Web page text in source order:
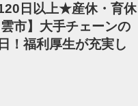
日以上★産休・育休
市】大手チェーンの
！福利厚生が充実し